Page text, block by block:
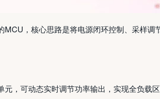
，核心思路是将电源闭环控制、采样调
，可动态实时调节功率输出，实现全负载